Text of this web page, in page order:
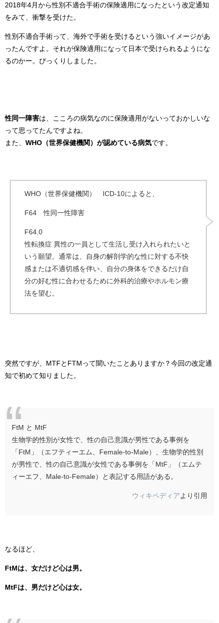
2018年4月から性別不適合手術の保険適用になったという改定通知
をみて、衝撃を受けた。
性別不適合手術って、海外で手術を受けるという強いイメージがあ
ったんですよ。それが保険適用になって日本で受けられるようにな
るのかー。びっくりしました。
性同一障害は、こころの病気なのに保険適用がないっておかしいな
って思ってたんですよね。
また、 WHO（世界保健機関）が認めている病気です。
WHO（世界保健機関） ICD-10によると、
F64 性同一性障害
F64.0
性転換症 異性の一員として生活し受け入れられたいと
いう願望。通常は、自身の解剖学的な性に対する不快
感または不適切感を伴い、自分の身体をできるだけ自
分の好む性に合わせるために外科的治療やホルモン療
法を望む。
突然ですが、MTFとFTMって聞いたことありますか？今回の改定通
知で初めて知りました。
FtM と MtF
生物学的性別が女性で、性の自己意識が男性である事例を
「FtM」（エフティーエム、Female-to-Male）、生物学的性別
が男性で、性の自己意識が女性である事例を「MtF」（エムテ
ィーエフ、Male-to-Female）と表記する用語がある。
ウィキペディア より引用
なるほど、
FtMは、女だけど心は男。
MtFは、男だけど心は女。